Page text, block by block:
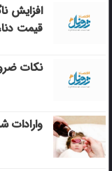
افزایش
قیمت
نکات